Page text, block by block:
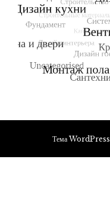
Тема WordPress